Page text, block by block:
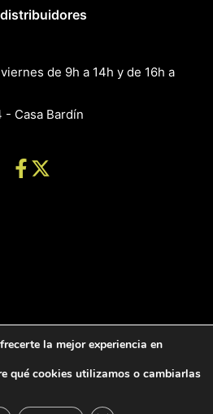
de 9h a 14h y de 16h a
- Casa Bardín
el Servicio de Informática de Diputación
la mejor experiencia en
qué cookies utilizamos o cambiarlas